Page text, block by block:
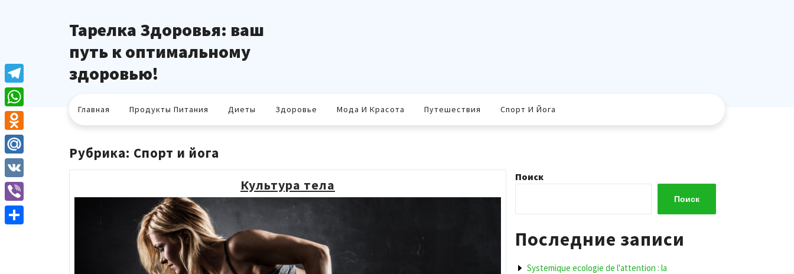
Тарелка Здоровья: ваш
путь к оптимальному
здоровью!
Главная Продукты Питания Диеты Здоровье Мода И Красота Путешествия Спорт И Йога
Рубрика: Спорт и йога
Культура тела Поиск
Поиск
Последние записи
Systemique ecologie de l'attention : la
Telegram
WhatsApp
Odnoklassniki
Mail.Ru
VK
Viber